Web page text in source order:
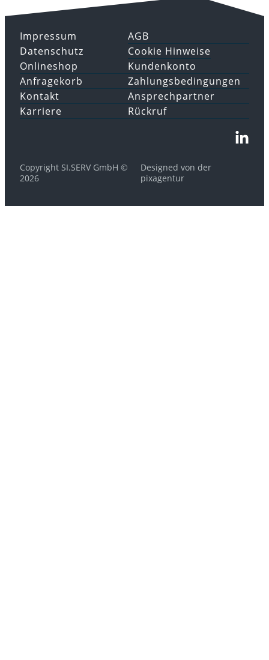
Impressum
Datenschutz
AGB
Cookie Hinweise
Onlineshop
Anfragekorb
Kundenkonto
Zahlungsbedingungen
Kontakt
Karriere
Ansprechpartner
Rückruf
Copyright SI.SERV GmbH ©
2026
Designed von der
pixagentur